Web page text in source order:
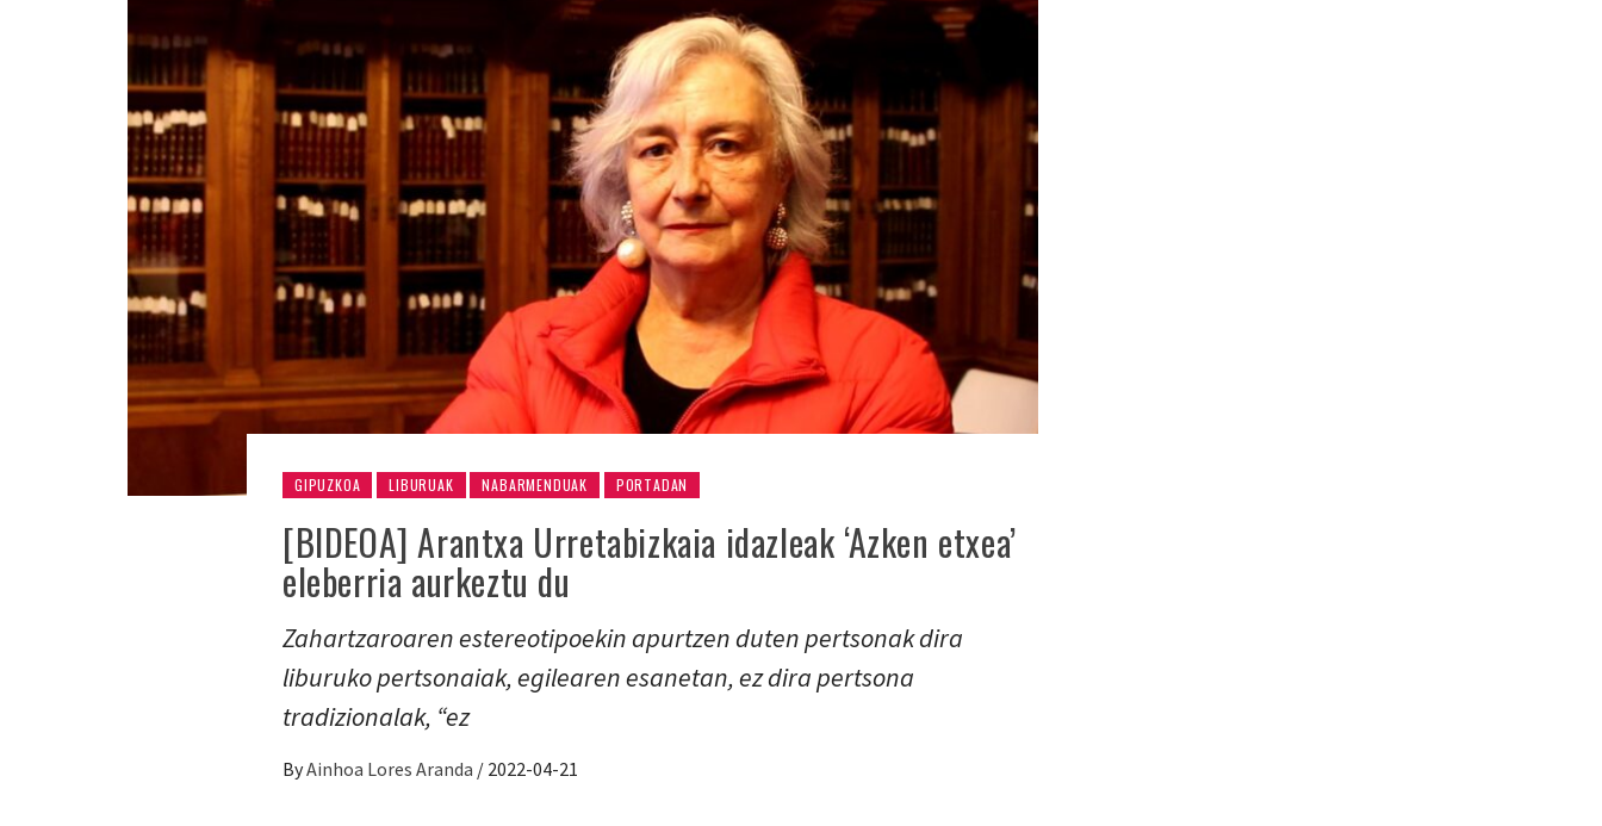
GIPUZKOA LIBURUAK NABARMENDUAK PORTADAN
[BIDEOA] Arantxa Urretabizkaia idazleak ‘Azken etxea’
eleberria aurkeztu du
Zahartzaroaren estereotipoekin apurtzen duten pertsonak dira
liburuko pertsonaiak, egilearen esanetan, ez dira pertsona
tradizionalak, “ez
ByAinhoa Lores Aranda / 2022-04-21